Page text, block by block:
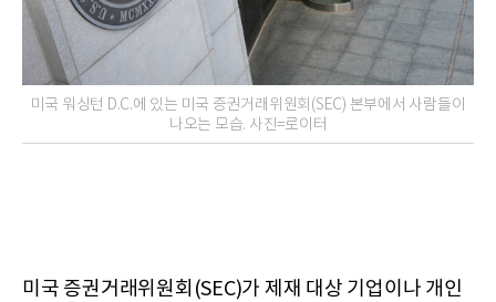
미국 워싱턴 D.C.에 있는 미국 증권거래위원회(SEC) 본부에서 사람들이
나오는 모습. 사진=로이터
미국 증권거래위원회(SEC)가 제재 대상 기업이나 개인